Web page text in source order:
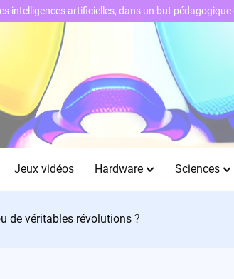
Jeux vidéos Hardware Sciences
de véritables révolutions ?
intelligences artificielles, dans un but